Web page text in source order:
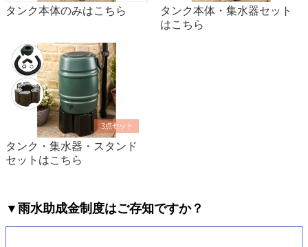
タンク本体のみはこちら
タンク本体・集水器セット
はこちら
タンク・集水器・スタンド
セットはこちら
▼雨水助成金制度はご存知ですか？